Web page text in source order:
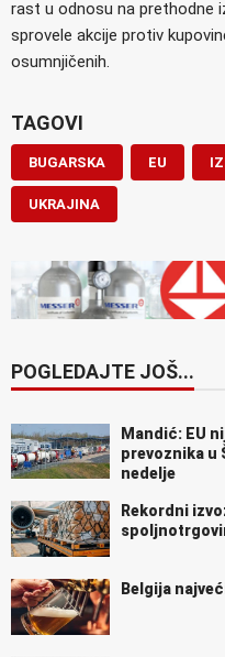
rast u odnosu na prethodne
sprovele akcije protiv
osumnjičenih.
TAGOVI
BUGARSKA EU
UKRAJINA
POGLEDAJTE JOŠ...
Mandić: EU
prevoznika u
nedelje
Rekordni
Belgija